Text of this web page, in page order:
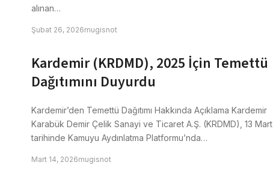
alınan…
Şubat 26, 2026mugisnot
Kardemir (KRDMD), 2025 İçin Temettü
Dağıtımını Duyurdu
Kardemir’den Temettü Dağıtımı Hakkında Açıklama Kardemir
Karabük Demir Çelik Sanayi ve Ticaret A.Ş. (KRDMD), 13 Mart
tarihinde Kamuyu Aydınlatma Platformu’nda…
Mart 14, 2026mugisnot